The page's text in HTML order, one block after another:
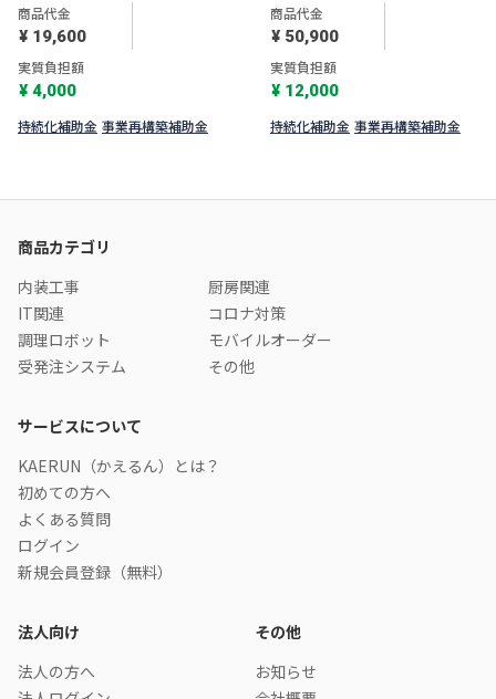
扇 VD-10ZLC13-S
商品代金
¥ 19,600
実質負担額
¥ 4,000
持続化補助金 事業再構築補助金
20ZXP13-FP
商品代金
¥ 50,900
実質負担額
¥ 12,000
持続化補助金 事業再構築補助金
商品カテゴリ
内装工事
厨房関連
IT関連
コロナ対策
調理ロボット
モバイルオーダー
受発注システム
その他
サービスについて
KAERUN（かえるん）とは？
初めての方へ
よくある質問
ログイン
新規会員登録（無料）
法人向け
法人の方へ
その他
お知らせ